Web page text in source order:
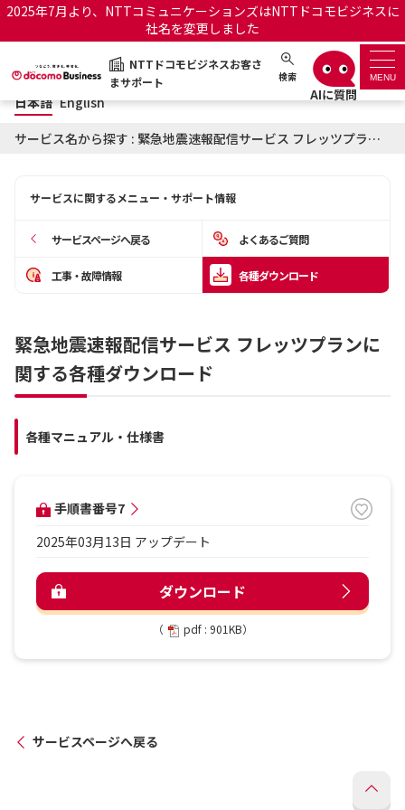
2025年7月より、NTTコミュニケーションズはNTTドコモビジネスに
社名を変更しました
NTTドコモビジネスお客さ
まサポート
検索 MENU
NTTドコモビジネスお客さまサポート 日本語 English
サポートトップ
お知らせ サポートサイトの使い方
オフィシャルサイト
日本語 English
サービス名から探す : 緊急地震速報配信サービス フレッツプランに関する各種ダウンロード
サービスに関するメニュー・サポート情報
サービスページへ戻る よくあるご質問
工事・故障情報 各種ダウンロード
緊急地震速報配信サービス フレッツプランに
関する各種ダウンロード
各種マニュアル・仕様書
手順書番号7
2025年03月13日 アップデート
ダウンロード
（ pdf : 901KB）
サービスページへ戻る